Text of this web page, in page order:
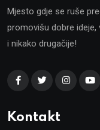
Mjesto gdje se ruše
promovišu dobre ideje,
i nikako drugačije!
Kontakt